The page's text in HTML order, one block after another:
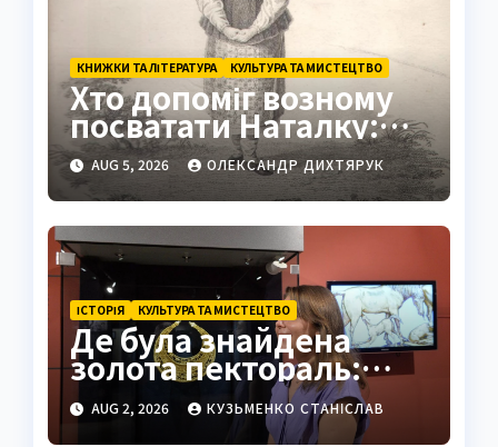
КНИЖКИ ТА ЛІТЕРАТУРА КУЛЬТУРА ТА МИСТЕЦТВО
Хто допоміг возному
посватати Наталку:
повна історія з
«Наталки Полтавки»
AUG 5, 2026 ОЛЕКСАНДР ДИХТЯРУК
ІСТОРІЯ КУЛЬТУРА ТА МИСТЕЦТВО
Де була знайдена
золота пектораль:
історія Товстої
Могили
AUG 2, 2026 КУЗЬМЕНКО СТАНІСЛАВ